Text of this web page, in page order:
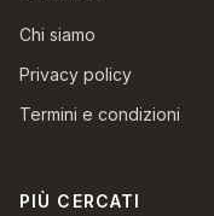
Chi siamo
Privacy policy
Termini e condizioni
PIÙ CERCATI